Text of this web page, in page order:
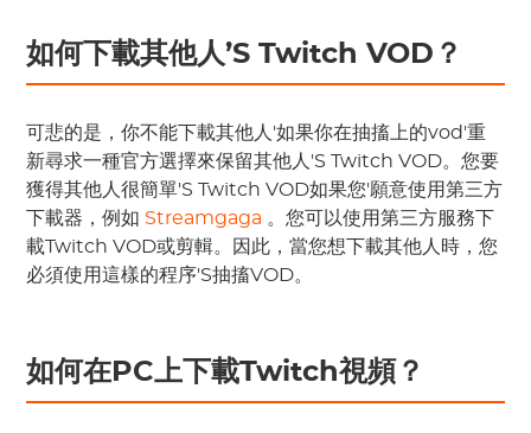
如何下載其他人’S Twitch VOD？
可悲的是，你不能下載其他人'如果你在抽搐上的vod'重
新尋求一種官方選擇來保留其他人'S Twitch VOD。您要
獲得其他人很簡單'S Twitch VOD如果您'願意使用第三方
下載器，例如 Streamgaga 。您可以使用第三方服務下
載Twitch VOD或剪輯。因此，當您想下載其他人時，您
必須使用這樣的程序'S抽搐VOD。
如何在PC上下載Twitch視頻？